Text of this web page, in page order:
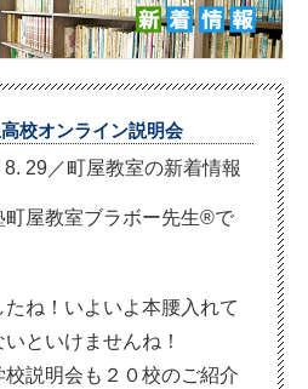
校オンライン説明会
8. 29／町屋教室の新着情報
町屋教室ブラボー先生®で
たね！いよいよ本腰入れて
といけませんね！
校説明会も２０校のご紹介